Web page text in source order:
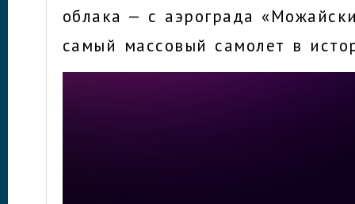
облака — с аэрограда
самый массовый самолет в